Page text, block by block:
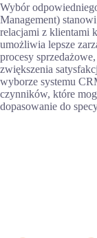
Wybór
Management)
relacjami z klientami
umożliwia lepsze
procesy
zwiększenia
wyborze systemu
czynników, które
dopasowanie do